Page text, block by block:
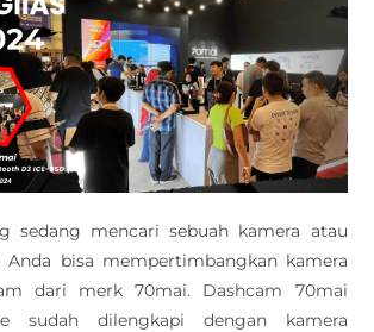
sedang mencari sebuah kamera atau
bisa mempertimbangkan kamera
dari merk 70mai. Dashcam 70mai
sudah dilengkapi dengan kamera